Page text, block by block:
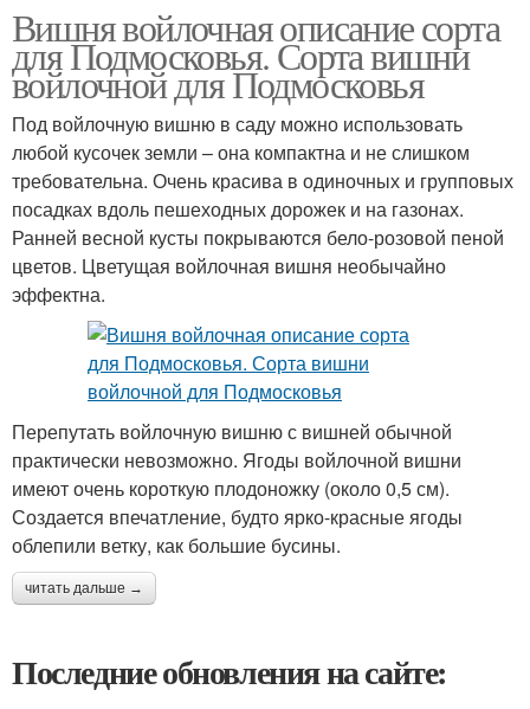
Вишня войлочная описание сорта
для Подмосковья. Сорта вишни
войлочной для Подмосковья
Под войлочную вишню в саду можно использовать
любой кусочек земли – она компактна и не слишком
требовательна. Очень красива в одиночных и групповых
посадках вдоль пешеходных дорожек и на газонах.
Ранней весной кусты покрываются бело-розовой пеной
цветов. Цветущая войлочная вишня необычайно
эффектна.
Перепутать войлочную вишню с вишней обычной
практически невозможно. Ягоды войлочной вишни
имеют очень короткую плодоножку (около 0,5 см).
Создается впечатление, будто ярко-красные ягоды
облепили ветку, как большие бусины.
читать дальше →
Последние обновления на сайте: